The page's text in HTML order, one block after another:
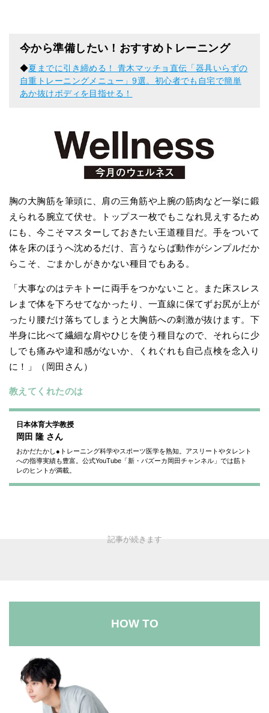
今から準備したい！おすすめトレーニング
◆夏までに引き締める！ 青木マッチョ直伝「器具いらずの
自重トレーニングメニュー」9選。初心者でも自宅で簡単
あか抜けボディを目指せる！
胸の大胸筋を筆頭に、肩の三角筋や上腕の筋肉など一挙に鍛
えられる腕立て伏せ。トップス一枚でもこなれ見えするため
にも、今こそマスターしておきたい王道種目だ。手をついて
体を床のほうへ沈めるだけ、言うならば動作がシンプルだか
らこそ、ごまかしがきかない種目でもある。
「大事なのはテキトーに両手をつかないこと。また床スレス
レまで体を下ろせてなかったり、一直線に保てずお尻が上が
ったり腰だけ落ちてしまうと大胸筋への刺激が抜けます。下
半身に比べて繊細な肩やひじを使う種目なので、それらに少
しでも痛みや違和感がないか、くれぐれも自己点検を念入り
に！」（岡田さん）
教えてくれたのは
日本体育大学教授
岡田 隆 さん
おかだたかし●トレーニング科学やスポーツ医学を熟知。アスリートやタレント
への指導実績も豊富。公式YouTube「新・バズーカ岡田チャンネル」では筋ト
レのヒントが満載。
HOW TO